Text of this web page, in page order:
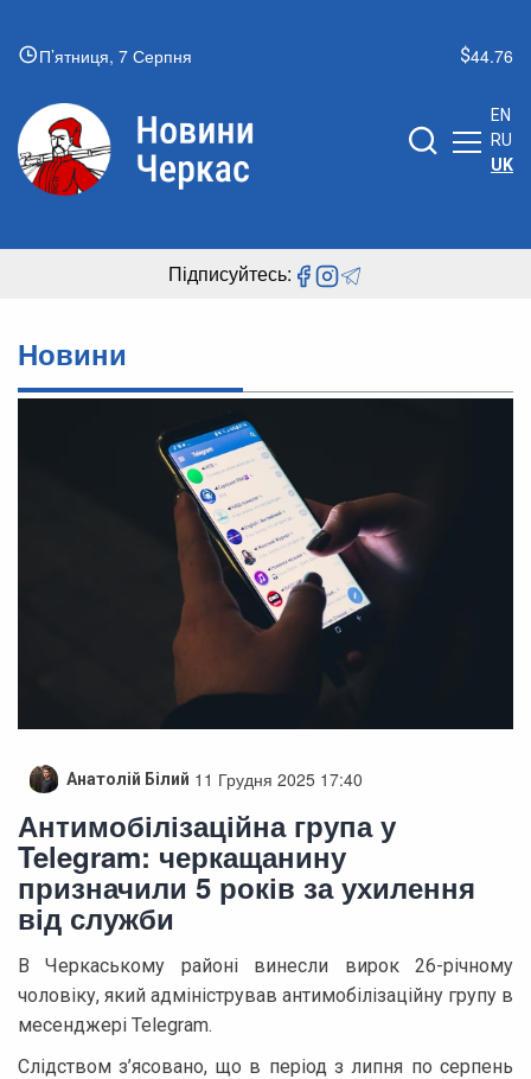
П’ятниця, 7 Серпня 44.76
EN
RU
UK
Підписуйтесь:
Новини
Анатолій Білий 11 Грудня 2025 17:40
Антимобілізаційна група у
Telegram: черкащанину
призначили 5 років за ухилення
від служби
В Черкаському районі винесли вирок 26-річному
чоловіку, який адміністрував антимобілізаційну групу в
месенджері Telegram.
Слідством з’ясовано, що в період з липня по серпень